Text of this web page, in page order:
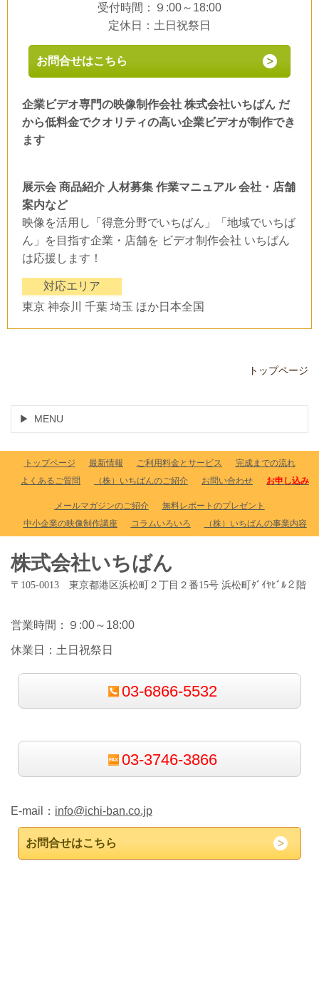
受付時間：９:00～18:00
定休日：土日祝祭日
お問合せはこちら
企業ビデオ専門の映像制作会社 株式会社いちばん だ
から低料金でクオリティの高い企業ビデオが制作でき
ます
展示会 商品紹介 人材募集 作業マニュアル 会社・店舗
案内など
映像を活用し「得意分野でいちばん」「地域でいちば
ん」を目指す企業・店舗を ビデオ制作会社 いちばん
は応援します！
対応エリア
東京 神奈川 千葉 埼玉 ほか日本全国
トップページ
MENU
トップページ 最新情報 ご利用料金とサービス
完成までの流れ
よくあるご質問
（株）いちばんのご紹介 お問い合わせ お申し込み
メールマガジンのご紹介
無料レポートのプレゼント
中小企業の映像制作講座
コラムいろいろ （株）いちばんの事業内容
株式会社いちばん
〒105-0013 東京都港区浜松町２丁目２番15号 浜松町ﾀﾞｲﾔﾋﾞﾙ２階
営業時間：９:00～18:00
休業日：土日祝祭日
03-6866-5532
03-3746-3866
E-mail： info@ichi-ban.co.jp
お問合せはこちら